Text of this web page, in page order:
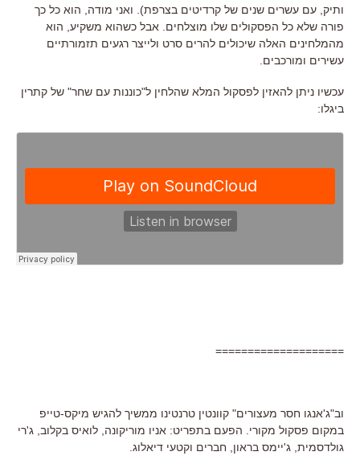
ותיק, עם עשרים שנים של קרדיטים בצרפת). ואני מודה, הוא כל כך
פורה שלא כל הפסקולים שלו מוצלחים. אבל כשהוא משקיע, הוא
מהמלחינים האלה שיכולים להרים סרט ולייצר רגעים תזמורתיים
עשירים ומורכבים.
עכשיו ניתן להאזין לפסקול המלא שהלחין ל"כוננות עם שחר" של קתרין
ביגלו:
====================
וב"ג'אנגו חסר מעצורים" קוונטין טרנטינו ממשיך להגיש מיקס-טייפ
במקום פסקול מקורי. הפעם בתפריט: אניו מוריקונה, לואיס בקלוב, ג'רי
גולדסמית, ג'יימס בראון, חברים וקטעי דיאלוג.